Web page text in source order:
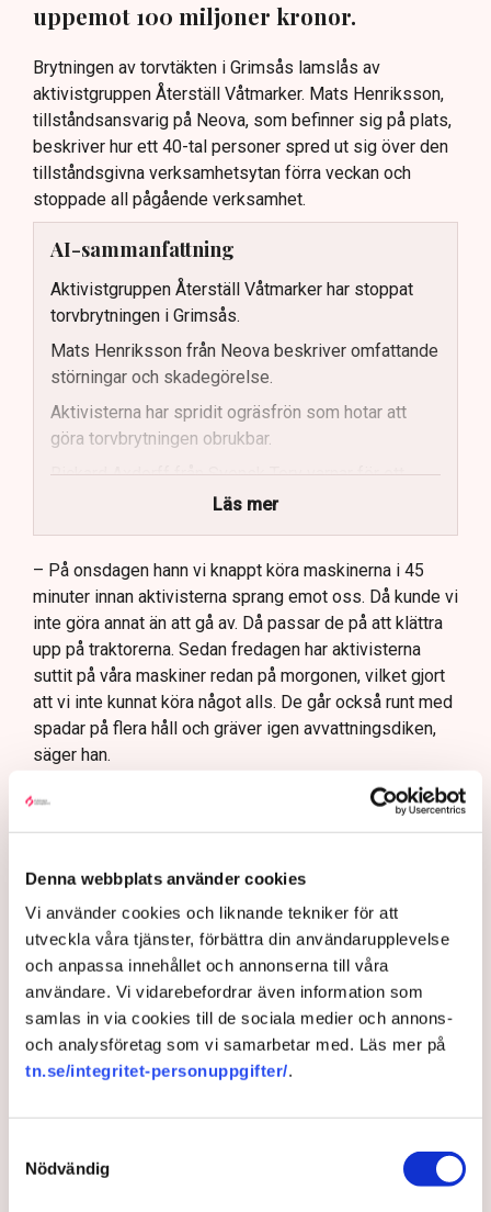
Denna webbplats använder cookies
Vi använder cookies och liknande tekniker för att
utveckla våra tjänster, förbättra din användarupplevelse
och anpassa innehållet och annonserna till våra
användare. Vi vidarebefordrar även information som
samlas in via cookies till de sociala medier och annons-
och analysföretag som vi samarbetar med. Läs mer på
tn.se/integritet-personuppgifter/.
Nödvändig
uppemot 100 miljoner kronor.
Brytningen av torvtäkten i Grimsås lamslås av
aktivistgruppen Återställ Våtmarker. Mats Henriksson,
tillståndsansvarig på Neova, som befinner sig på plats,
beskriver hur ett 40-tal personer spred ut sig över den
tillståndsgivna verksamhetsytan förra veckan och
stoppade all pågående verksamhet.
AI-sammanfattning
Aktivistgruppen Återställ Våtmarker har stoppat
torvbrytningen i Grimsås.
Mats Henriksson från Neova beskriver omfattande
störningar och skadegörelse.
Aktivisterna har spridit ogräsfrön som hotar att
göra torvbrytningen obrukbar.
Rickard Axdorff från Svensk Torv varnar för ett
stort ekonomiskt sabotage.
Dialogpolisen på plats står maktlös inför
aktivisternas handlingar.
Frågor kvarstår om finansiering av illegal aktivism.
Läs mer
– På onsdagen hann vi knappt köra maskinerna i 45
minuter innan aktivisterna sprang emot oss. Då kunde vi
inte göra annat än att gå av. Då passar de på att klättra
upp på traktorerna. Sedan fredagen har aktivisterna
suttit på våra maskiner redan på morgonen, vilket gjort
att vi inte kunnat köra något alls. De går också runt med
spadar på flera håll och gräver igen avvattningsdiken,
säger han.
Sprider ogräsfrön
Det här är tredje året i rad som Grimsås utsätts för
ogräsfrön på täktens yta.
– De gick i bredd och kastade ut frön överallt, säger
han.
Då det översta lagret används till odlingstorv, riskerar
stora delar av, eller hela, torvtäkten att bli otjänlig och
oanvändbar.
– Vi måste ta bort den del av täkten som är
inte hur mycket det rör sig om i år, men bara förra året
kostade skadegörelsen på dikena flera hundra tusen,
säger han.